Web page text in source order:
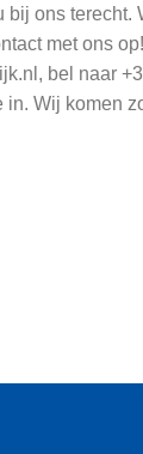
ons terecht.
met ons
bel naar
Wij komen